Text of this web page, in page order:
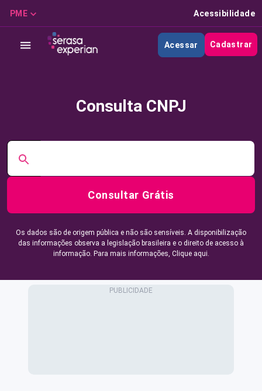
PME Acessibilidade
Acessar Cadastrar
Consulta CNPJ
Consultar Grátis
Os dados são de origem pública e não são sensíveis. A disponibilização
das informações observa a legislação brasileira e o direito de acesso à
informação. Para mais informações, Clique aqui.